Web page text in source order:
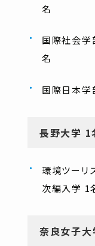
名
国際社会
名
国際日本
長野大学 1
環境ツーリ
次編入学 1
奈良女子大